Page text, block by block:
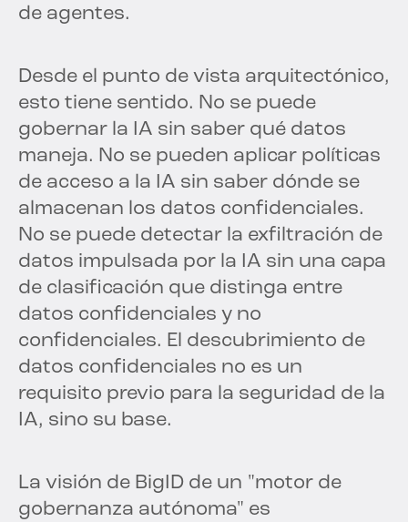
de agentes.
Desde el punto de vista arquitectónico,
esto tiene sentido. No se puede
gobernar la IA sin saber qué datos
maneja. No se pueden aplicar políticas
de acceso a la IA sin saber dónde se
almacenan los datos confidenciales.
No se puede detectar la exfiltración de
datos impulsada por la IA sin una capa
de clasificación que distinga entre
datos confidenciales y no
confidenciales. El descubrimiento de
datos confidenciales no es un
requisito previo para la seguridad de la
IA, sino su base.
La visión de BigID de un "motor de
gobernanza autónoma" es